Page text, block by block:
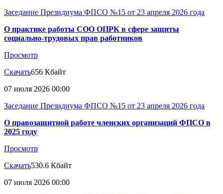
Заседание Президиума ФПСО №15 от 23 апреля 2026 года
О практике работы СОО ОПРК в сфере защиты
социально-трудовых прав работников
Просмотр
Скачать656 Кбайт
07 июля 2026 00:00
Заседание Президиума ФПСО №15 от 23 апреля 2026 года
О правозащитной работе членских организаций ФПСО в
2025 году
Просмотр
Скачать530.6 Кбайт
07 июля 2026 00:00